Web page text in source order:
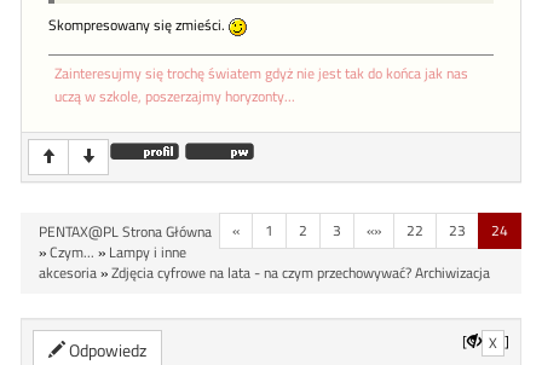
Skompresowany się zmieści.
Zainteresujmy się trochę światem gdyż nie jest tak do końca jak nas
uczą w szkole, poszerzajmy horyzonty...
« 1 2 3 «» 22 23 24
PENTAX@PL Strona Główna
»Czym... » Lampy i inne
akcesoria»Zdjęcia cyfrowe na lata - na czym przechowywać? Archiwizacja
Odpowiedz [ X ]